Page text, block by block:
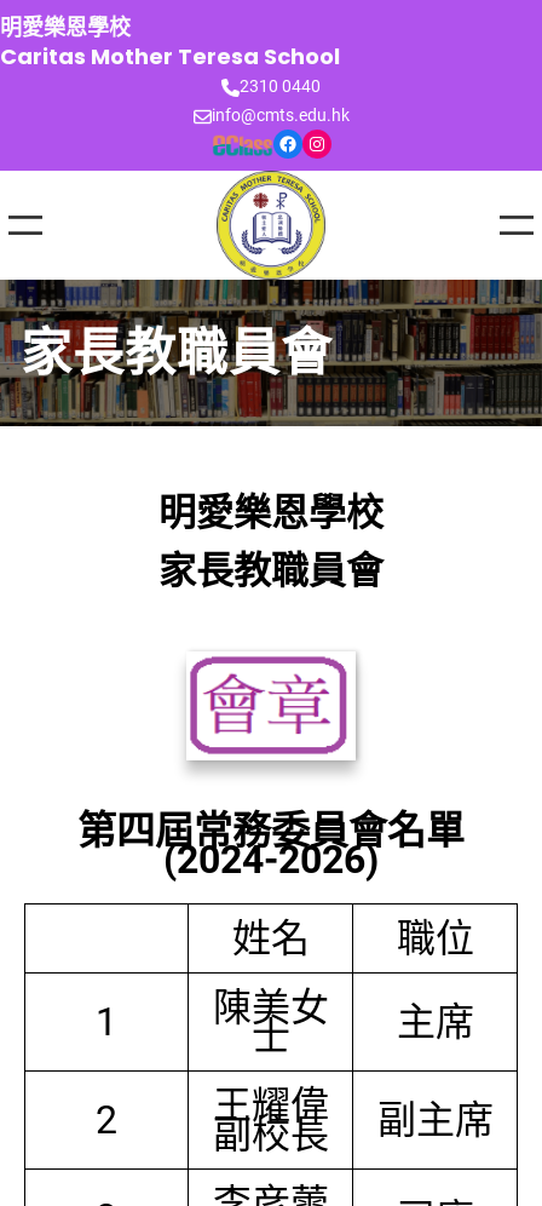
跳
至
主
明愛樂恩學校
Caritas Mother Teresa School
2310 0440
info@cmts.edu.hk
Facebook Instagram
家長教職員會
明愛樂恩學校
家長教職員會
第四屆常務委員會名單
(2024-2026)
姓名
職位
1
陳美女
士 主席
2 王耀偉
副校長 副主席